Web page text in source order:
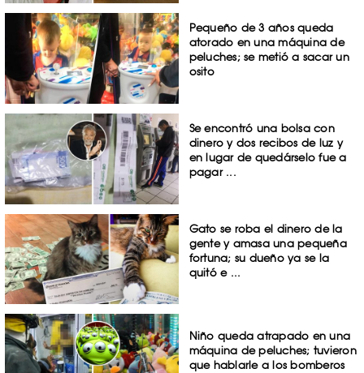
Pequeño de 3 años queda
atorado en una máquina de
peluches; se metió a sacar un
osito
Se encontró una bolsa con
dinero y dos recibos de luz y
en lugar de quedárselo fue a
pagar ...
Gato se roba el dinero de la
gente y amasa una pequeña
fortuna; su dueño ya se la
quitó e ...
Niño queda atrapado en una
máquina de peluches; tuvieron
que hablarle a los bomberos